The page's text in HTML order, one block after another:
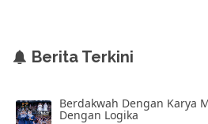
Berita Terkini
Berdakwah Dengan Karya
Dengan Logika